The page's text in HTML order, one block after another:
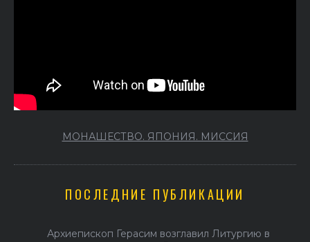
МОНАШЕСТВО. ЯПОНИЯ. МИССИЯ
ПОСЛЕДНИЕ ПУБЛИКАЦИИ
Архиепископ Герасим возглавил Литургию в